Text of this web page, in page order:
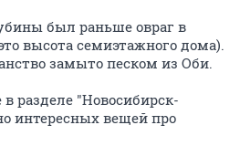
был раньше овраг в
высота семиэтажного дома).
замыто песком из Оби.
разделе "Новосибирск-
интересных вещей про